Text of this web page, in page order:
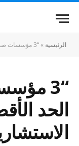
الرئيسية »“3 مؤسسات صحية خاصة” الحد الأقصى لعمل الاستشاريين السعوديين
“3
الحد